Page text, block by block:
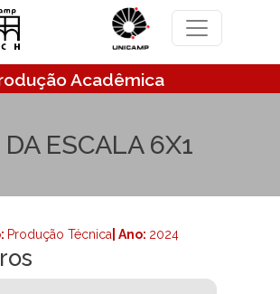
principal
Acadêmica
DA ESCALA 6X1
Produção Técnica | Ano: 2024